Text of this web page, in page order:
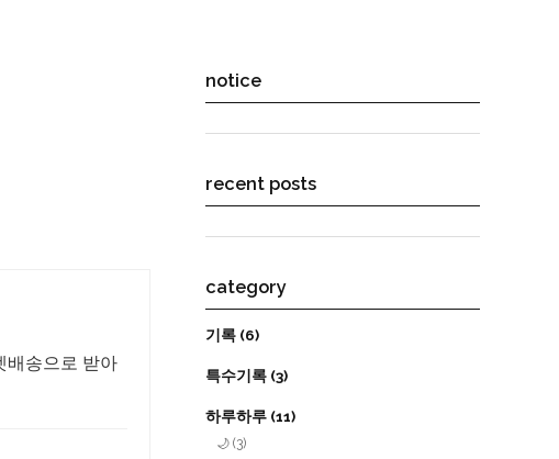
배송으로 받아
notice
recent posts
category
기록 (6)
특수기록 (3)
하루하루 (11)
🌙 (3)